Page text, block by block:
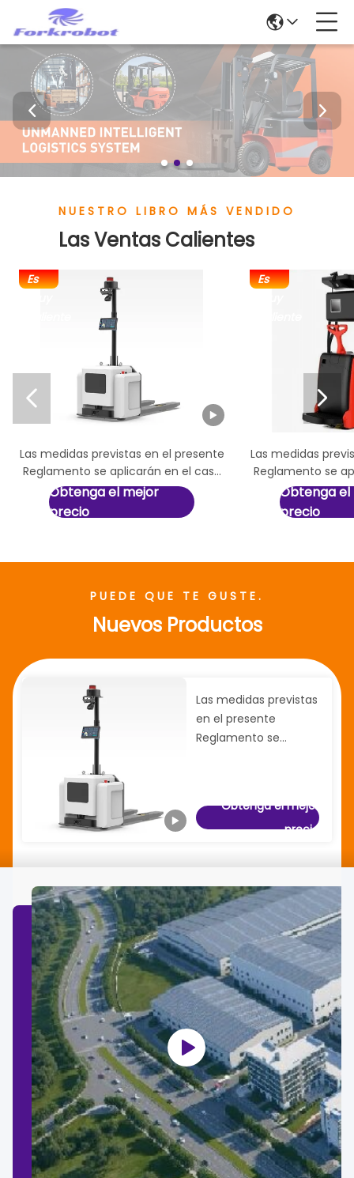
NUESTRO LIBRO MÁS VENDIDO
Las Ventas Calientes
Es
Las medidas previstas en el presente
Reglamento se aplicarán en el caso
de las carreteras eléctricas
autónomas de tipo pallet.
Obtenga el mejor
precio
Es
Las medidas
Reglamento se
de lasObtenga el
precio
 
PUEDE QUE TE GUSTE.
Nuevos Productos
Las medidas previstas
en el presente
Reglamento se
de tipo pallet.
Obtenga el mejor
precio